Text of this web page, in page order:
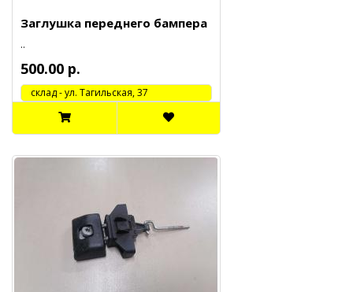
Заглушка переднего бампера
..
500.00 р.
cклад - ул. Тагильская, 37